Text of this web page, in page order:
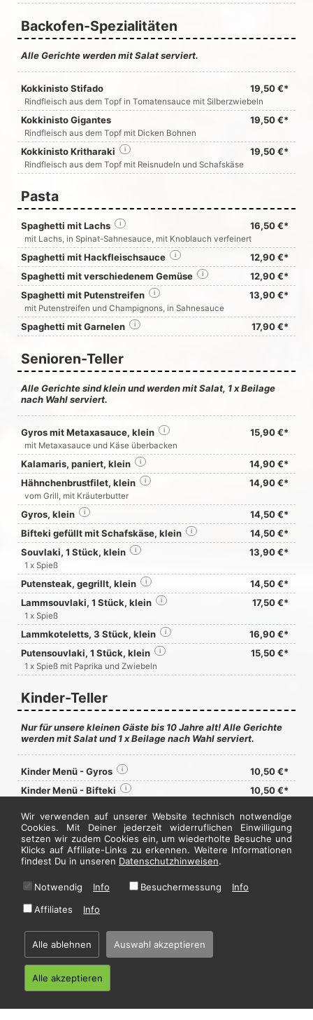
Backofen-Spezialitäten
Alle Gerichte werden mit Salat serviert.
Kokkinisto Stifado 19,50 €*
Rindfleisch aus dem Topf in Tomatensauce mit Silberzwiebeln
Kokkinisto Gigantes 19,50 €*
Rindfleisch aus dem Topf mit Dicken Bohnen
Kokkinisto Kritharaki 19,50 €*
i
Rindfleisch aus dem Topf mit Reisnudeln und Schafskäse
Pasta
Spaghetti mit Lachs 16,50 €*
i
mit Lachs, in Spinat-Sahnesauce, mit Knoblauch verfeinert
Spaghetti mit Hackfleischsauce 12,90 €*
i
Spaghetti mit verschiedenem Gemüse 12,90 €*
i
Spaghetti mit Putenstreifen 13,90 €*
i
mit Putenstreifen und Champignons, in Sahnesauce
Spaghetti mit Garnelen 17,90 €*
i
Senioren-Teller
Alle Gerichte sind klein und werden mit Salat, 1 x Beilage
nach Wahl serviert.
Gyros mit Metaxasauce, klein 15,90 €*
i
mit Metaxasauce und Käse überbacken
Kalamaris, paniert, klein 14,90 €*
i
Hähnchenbrustfilet, klein 14,90 €*
i
vom Grill, mit Kräuterbutter
Gyros, klein 14,50 €*
i
Bifteki gefüllt mit Schafskäse, klein 14,50 €*
i
Souvlaki, 1 Stück, klein 13,90 €*
i
1 x Spieß
Putensteak, gegrillt, klein 14,50 €*
i
Lammsouvlaki, 1 Stück, klein 17,50 €*
i
1 x Spieß
Lammkoteletts, 3 Stück, klein 16,90 €*
i
Putensouvlaki, 1 Stück, klein 15,50 €*
i
1 x Spieß mit Paprika und Zwiebeln
Kinder-Teller
Nur für unsere kleinen Gäste bis 10 Jahre alt! Alle Gerichte
werden mit Salat und 1 x Beilage nach Wahl serviert.
Kinder Menü - Gyros 10,50 €*
i
Kinder Menü - Bifteki 10,50 €*
i
Kinder Menü - Schweinesteak 9,90 €*
Kinder Menü - Spaghetti 8,50 €*
mit 1 x Sauce nach Wahl
mit Pommes frites
* Alle Preise in Euro inkl. gesetzl. MwSt. Abbildungen können ggf. abweichen.
Informationen zu Inhalts- und Zusatzstoffen finden Sie unter
Wir verwenden auf unserer Website technisch notwendige
Cookies. Mit Deiner jederzeit widerruflichen Einwilligung
setzen wir zudem Cookies ein, um wiederholte Besuche und
Klicks auf Affiliate-Links zu erkennen. Weitere Informationen
findest Du in unseren Datenschutzhinweisen.
Notwendig Info Besuchermessung
Info
Affiliates
Info
Alle ablehnen Auswahl akzeptieren
Alle akzeptieren